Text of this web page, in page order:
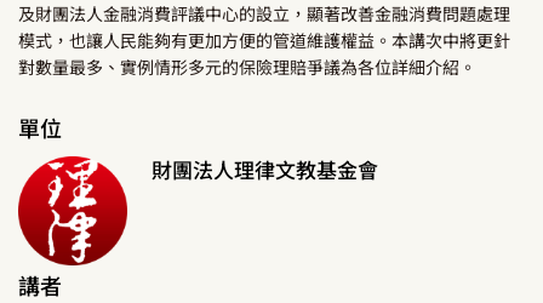
及財團法人金融消費評議中心的設立，顯著改善金融消費問題處理
模式，也讓人民能夠有更加方便的管道維護權益。本講次中將更針
對數量最多、實例情形多元的保險理賠爭議為各位詳細介紹。
單位
財團法人理律文教基金會
講者